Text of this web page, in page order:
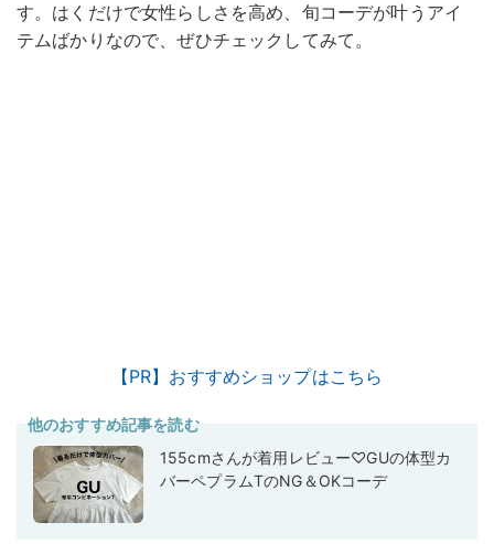
す。はくだけで女性らしさを高め、旬コーデが叶うアイ
テムばかりなので、ぜひチェックしてみて。
【PR】おすすめショップはこちら
他のおすすめ記事を読む
155cmさんが着用レビュー♡GUの体型カ
バーペプラムTのNG＆OKコーデ